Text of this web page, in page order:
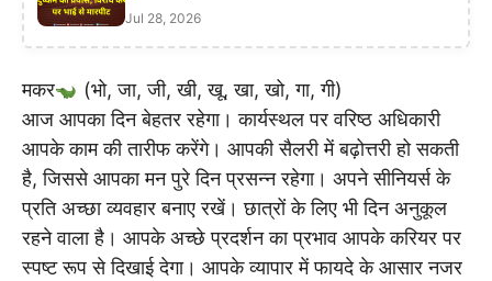
Jul 28, 2026
मकर
(भो, जा, जी, खी, खू, खा, खो, गा, गी)
आज आपका दिन बेहतर रहेगा। कार्यस्थल पर वरिष्ठ अधिकारी
आपके काम की तारीफ करेंगे। आपकी सैलरी में बढ़ोत्तरी हो सकती
है, जिससे आपका मन पुरे दिन प्रसन्न रहेगा। अपने सीनियर्स के
प्रति अच्छा व्यवहार बनाए रखें। छात्रों के लिए भी दिन अनुकूल
रहने वाला है। आपके अच्छे प्रदर्शन का प्रभाव आपके करियर पर
स्पष्ट रूप से दिखाई देगा। आपके व्यापार में फायदे के आसार नजर